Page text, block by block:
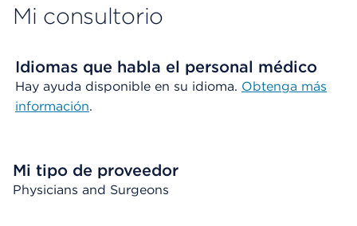
Mi consultorio
Idiomas que habla el personal médico
Hay ayuda disponible en su idioma. Obtenga más
información.
Mi tipo de proveedor
Physicians and Surgeons